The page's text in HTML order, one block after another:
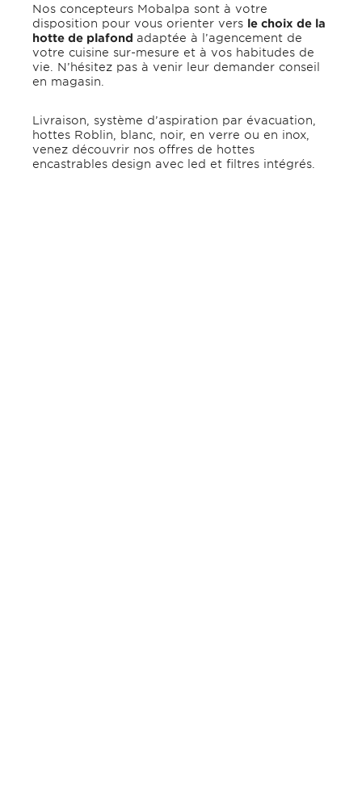
Nos concepteurs Mobalpa sont à votre
disposition pour vous orienter vers le choix de la
hotte de plafond adaptée à l’agencement de
votre cuisine sur-mesure et à vos habitudes de
vie. N’hésitez pas à venir leur demander conseil
en magasin.
Livraison, système d’aspiration par évacuation,
hottes Roblin, blanc, noir, en verre ou en inox,
venez découvrir nos offres de hottes
encastrables design avec led et filtres intégrés.